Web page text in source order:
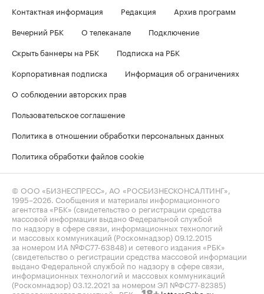
Контактная информация Редакция
Архив программ
Вечерний РБК
О телеканале
Подключение
Скрыть баннеры на РБК
Подписка на РБК
Корпоративная подписка
Информация об ограничениях
О соблюдении авторских прав
Пользовательское соглашение
Политика в отношении обработки персональных данных
Политика обработки файлов cookie
© ООО «БИЗНЕСПРЕСС», АО «РОСБИЗНЕСКОНСАЛТИНГ»,
1995–2026 . Сообщения и материалы информационного
агентства «РБК» (свидетельство о регистрации средства
массовой информации выдано Федеральной службой
по надзору в сфере связи, информационных технологий
и массовых коммуникаций (Роскомнадзор) 09.12.2015
за номером ИА №ФС77-63848) и сетевого издания «РБК»
(свидетельство о регистрации средства массовой информации
выдано Федеральной службой по надзору в сфере связи,
информационных технологий и массовых коммуникаций
(Роскомнадзор) 03.12.2021 за номером ЭЛ №ФС77-82385)